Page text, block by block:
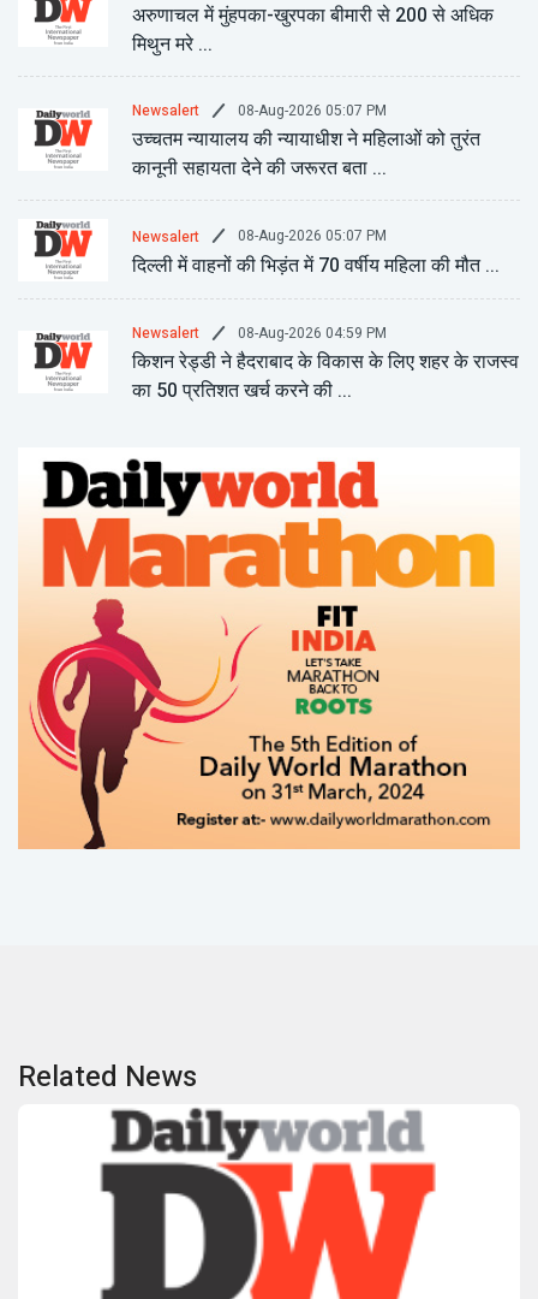
अरुणाचल में मुंहपका-खुरपका बीमारी से 200 से अधिक
मिथुन मरे ...
Newsalert 08-Aug-2026 05:07 PM
उच्चतम न्यायालय की न्यायाधीश ने महिलाओं को तुरंत
कानूनी सहायता देने की जरूरत बता ...
Newsalert 08-Aug-2026 05:07 PM
दिल्ली में वाहनों की भिड़ंत में 70 वर्षीय महिला की मौत ...
Newsalert 08-Aug-2026 04:59 PM
किशन रेड्डी ने हैदराबाद के विकास के लिए शहर के राजस्व
का 50 प्रतिशत खर्च करने की ...
Related News